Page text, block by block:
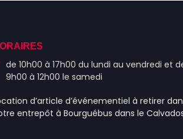
de 10h00 à 17h00 du lundi au vendredi et
9h00 à 12h00 le samedi
d’article d’événementiel à retirer
entrepôt à Bourguébus dans le